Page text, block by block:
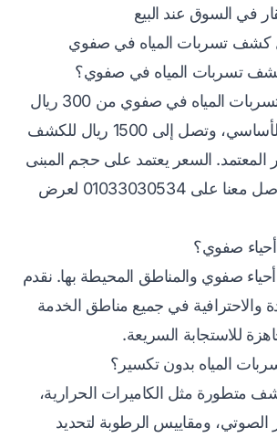
في السوق عند البيع
كشف تسربات المياه في صفوي
تسربات المياه في صفوي؟
تبدأ تكلفة كشف تسربات المياه في صفوي من 300 ريال
سعودي للفحص الأساسي، وتصل إلى 1500 ريال للكشف
المعتمد. السعر يعتمد على حجم المبنى
ونوع التسرب. تواصل معنا على 01033030534 لعرض
صفوي؟
صفوي والمناطق المحيطة بها. نقدم
والاحترافية في جميع مناطق الخدمة
للاستجابة السريعة.
المياه بدون تكسير؟
متطورة مثل الكاميرات الحرارية،
الصوتي، ومقاييس الرطوبة لتحديد